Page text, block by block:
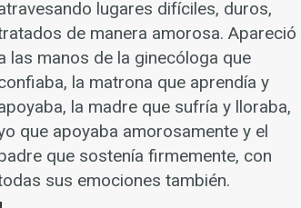
lugares difíciles, duros,
de manera amorosa. Apareció
las manos de la ginecóloga que
la matrona que aprendía y
la madre que sufría y lloraba,
que apoyaba amorosamente y el
que sostenía firmemente, con
sus emociones también.